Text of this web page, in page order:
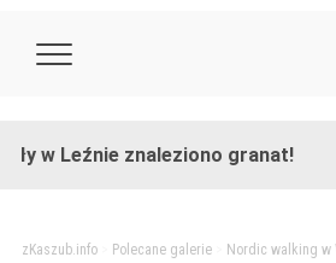
znaleziono granat! 2
zKaszub.info> Polecane galerie> Nordic walking w